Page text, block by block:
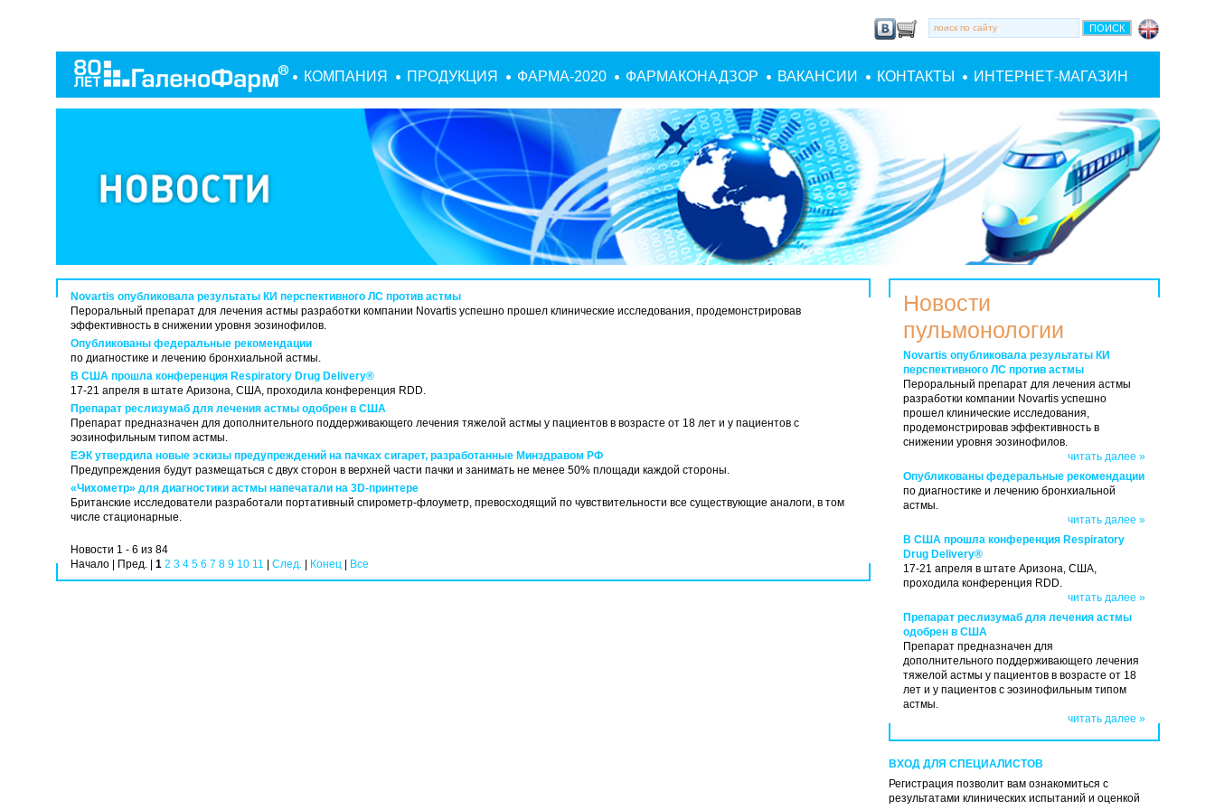
КОМПАНИЯ ПРОДУКЦИЯ ФАРМА-2020 ФАРМАКОНАДЗОР ВАКАНСИИ КОНТАКТЫ ИНТЕРНЕТ-МАГАЗИН
Novartis опубликовала результаты КИ перспективного ЛС против астмы
Пероральный препарат для лечения астмы разработки компании Novartis успешно прошел клинические исследования, продемонстрировав
эффективность в снижении уровня эозинофилов.
Опубликованы федеральные рекомендации
по диагностике и лечению бронхиальной астмы.
В США прошла конференция Respiratory Drug Delivery®
17-21 апреля в штате Аризона, США, проходила конференция RDD.
Препарат реслизумаб для лечения астмы одобрен в США
Препарат предназначен для дополнительного поддерживающего лечения тяжелой астмы у пациентов в возрасте от 18 лет и у пациентов с
эозинофильным типом астмы.
ЕЭК утвердила новые эскизы предупреждений на пачках сигарет, разработанные Минздравом РФ
Предупреждения будут размещаться с двух сторон в верхней части пачки и занимать не менее 50% площади каждой стороны.
«Чихометр» для диагностики астмы напечатали на 3D-принтере
Британские исследователи разработали портативный спирометр-флоуметр, превосходящий по чувствительности все существующие аналоги, в том
числе стационарные.
Новости 1 - 6 из 84
Начало | Пред. | 1 2 3 4 5 6 7 8 9 10 11 | След. | Конец | Все
Новости
пульмонологии
Novartis опубликовала результаты КИ
перспективного ЛС против астмы
Пероральный препарат для лечения астмы
разработки компании Novartis успешно
прошел клинические исследования,
продемонстрировав эффективность в
снижении уровня эозинофилов.
читать далее »
Опубликованы федеральные рекомендации
по диагностике и лечению бронхиальной
астмы.
читать далее »
В США прошла конференция Respiratory
Drug Delivery®
17-21 апреля в штате Аризона, США,
проходила конференция RDD.
читать далее »
Препарат реслизумаб для лечения астмы
одобрен в США
Препарат предназначен для
дополнительного поддерживающего лечения
тяжелой астмы у пациентов в возрасте от 18
лет и у пациентов с эозинофильным типом
астмы.
читать далее »
ВХОД ДЛЯ СПЕЦИАЛИСТОВ
Регистрация позволит вам ознакомиться с
результатами клинических испытаний и оценкой